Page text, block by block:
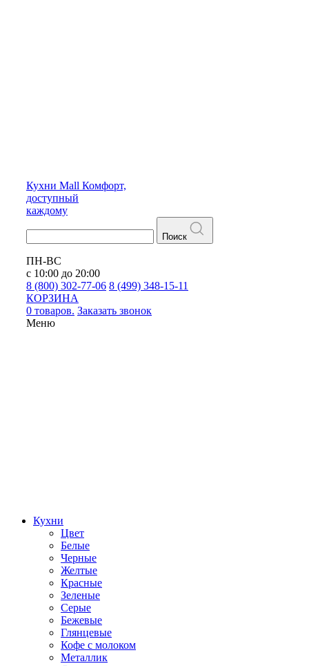
Кухни Mall Комфорт,
доступный
каждому
Поиск
ПН-ВС
с 10:00 до 20:00
8 (800) 302-77-06 8 (499) 348-15-11
КОРЗИНА
0 товаров. Заказать звонок
Меню
Кухни
Цвет
Белые
Черные
Желтые
Красные
Зеленые
Серые
Бежевые
Глянцевые
Кофе с молоком
Металлик